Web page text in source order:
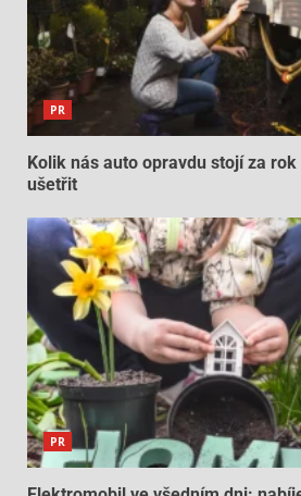
PR
Kolik nás auto opravdu stojí za
ušetřit
PR